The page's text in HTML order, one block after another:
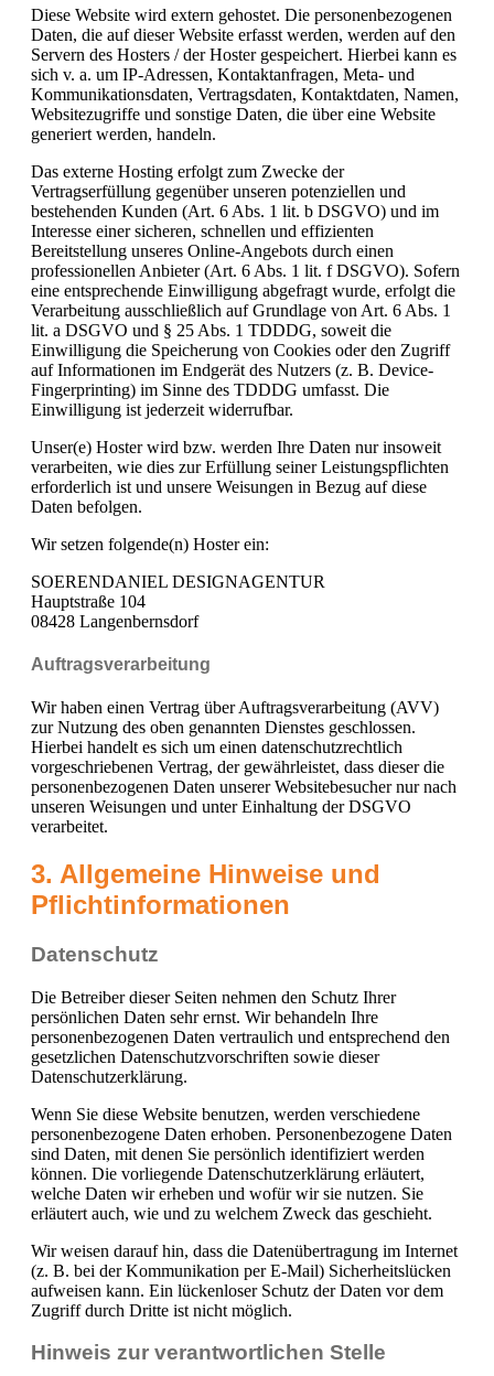
Diese Website wird extern gehostet. Die personenbezogenen
Daten, die auf dieser Website erfasst werden, werden auf den
Servern des Hosters / der Hoster gespeichert. Hierbei kann es
sich v. a. um IP-Adressen, Kontaktanfragen, Meta- und
Kommunikationsdaten, Vertragsdaten, Kontaktdaten, Namen,
Websitezugriffe und sonstige Daten, die über eine Website
generiert werden, handeln.
Das externe Hosting erfolgt zum Zwecke der
Vertragserfüllung gegenüber unseren potenziellen und
bestehenden Kunden (Art. 6 Abs. 1 lit. b DSGVO) und im
Interesse einer sicheren, schnellen und effizienten
Bereitstellung unseres Online-Angebots durch einen
professionellen Anbieter (Art. 6 Abs. 1 lit. f DSGVO). Sofern
eine entsprechende Einwilligung abgefragt wurde, erfolgt die
Verarbeitung ausschließlich auf Grundlage von Art. 6 Abs. 1
lit. a DSGVO und § 25 Abs. 1 TDDDG, soweit die
Einwilligung die Speicherung von Cookies oder den Zugriff
auf Informationen im Endgerät des Nutzers (z. B. Device-
Fingerprinting) im Sinne des TDDDG umfasst. Die
Einwilligung ist jederzeit widerrufbar.
Unser(e) Hoster wird bzw. werden Ihre Daten nur insoweit
verarbeiten, wie dies zur Erfüllung seiner Leistungspflichten
erforderlich ist und unsere Weisungen in Bezug auf diese
Daten befolgen.
Wir setzen folgende(n) Hoster ein:
SOERENDANIEL DESIGNAGENTUR
Hauptstraße 104
08428 Langenbernsdorf
Auftragsverarbeitung
Wir haben einen Vertrag über Auftragsverarbeitung (AVV)
zur Nutzung des oben genannten Dienstes geschlossen.
Hierbei handelt es sich um einen datenschutzrechtlich
vorgeschriebenen Vertrag, der gewährleistet, dass dieser die
personenbezogenen Daten unserer Websitebesucher nur nach
unseren Weisungen und unter Einhaltung der DSGVO
verarbeitet.
3. Allgemeine Hinweise und
Pflicht­informationen
Datenschutz
Die Betreiber dieser Seiten nehmen den Schutz Ihrer
persönlichen Daten sehr ernst. Wir behandeln Ihre
personenbezogenen Daten vertraulich und entsprechend den
gesetzlichen Datenschutzvorschriften sowie dieser
Datenschutzerklärung.
Wenn Sie diese Website benutzen, werden verschiedene
personenbezogene Daten erhoben. Personenbezogene Daten
sind Daten, mit denen Sie persönlich identifiziert werden
können. Die vorliegende Datenschutzerklärung erläutert,
welche Daten wir erheben und wofür wir sie nutzen. Sie
erläutert auch, wie und zu welchem Zweck das geschieht.
Wir weisen darauf hin, dass die Datenübertragung im Internet
(z. B. bei der Kommunikation per E-Mail) Sicherheitslücken
aufweisen kann. Ein lückenloser Schutz der Daten vor dem
Zugriff durch Dritte ist nicht möglich.
Hinweis zur verantwortlichen Stelle